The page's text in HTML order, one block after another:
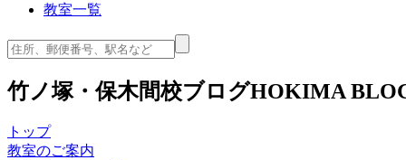
教室一覧
竹ノ塚・保木間校ブログHOKIMA
トップ
教室のご案内